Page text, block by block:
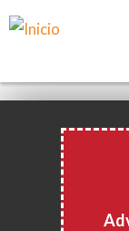
contenido